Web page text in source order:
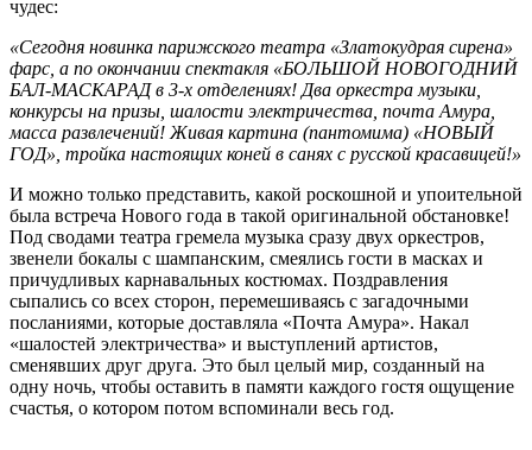
чудес:
«Сегодня новинка парижского театра «Златокудрая сирена»
фарс, а по окончании спектакля «БОЛЬШОЙ НОВОГОДНИЙ
БАЛ-МАСКАРАД в 3-х отделениях! Два оркестра музыки,
конкурсы на призы, шалости электричества, почта Амура,
масса развлечений! Живая картина (пантомима) «НОВЫЙ
ГОД», тройка настоящих коней в санях с русской красавицей!»
И можно только представить, какой роскошной и упоительной
была встреча Нового года в такой оригинальной обстановке!
Под сводами театра гремела музыка сразу двух оркестров,
звенели бокалы с шампанским, смеялись гости в масках и
причудливых карнавальных костюмах. Поздравления
сыпались со всех сторон, перемешиваясь с загадочными
посланиями, которые доставляла «Почта Амура». Накал
«шалостей электричества» и выступлений артистов,
сменявших друг друга. Это был целый мир, созданный на
одну ночь, чтобы оставить в памяти каждого гостя ощущение
счастья, о котором потом вспоминали весь год.